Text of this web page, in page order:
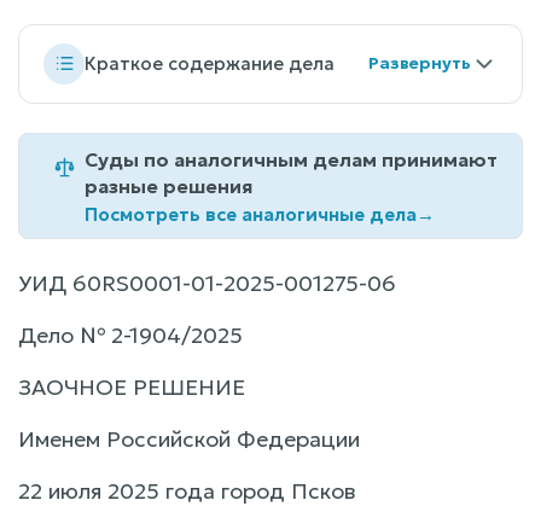
Краткое содержание дела
Суды по аналогичным делам принимают
разные решения
Посмотреть все аналогичные дела→
УИД 60RS0001-01-2025-001275-06
Дело № 2-1904/2025
ЗАОЧНОЕ РЕШЕНИЕ
Именем Российской Федерации
22 июля 2025 года город Псков